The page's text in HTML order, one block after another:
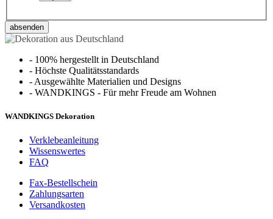
absenden
- 100% hergestellt in Deutschland
- Höchste Qualitätsstandards
- Ausgewählte Materialien und Designs
- WANDKINGS - Für mehr Freude am Wohnen
WANDKINGS Dekoration
Verklebeanleitung
Wissenswertes
FAQ
Fax-Bestellschein
Zahlungsarten
Versandkosten